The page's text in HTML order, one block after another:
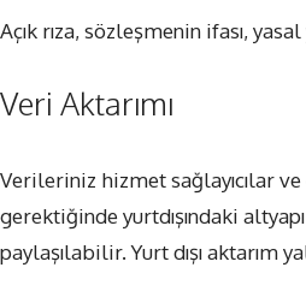
Açık rıza, sözleşmenin ifası,
Veri Aktarımı
Verileriniz hizmet sağlayıcılar
gerektiğinde yurtdışındaki
paylaşılabilir. Yurt dışı aktarım